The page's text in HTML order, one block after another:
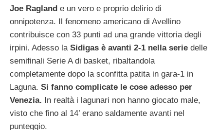
Joe Ragland e un vero e proprio delirio di
onnipotenza. Il fenomeno americano di Avellino
contribuisce con 33 punti ad una grande vittoria degli
irpini. Adesso la Sidigas è avanti 2-1 nella serie delle
semifinali Serie A di basket, ribaltandola
completamente dopo la sconfitta patita in gara-1 in
Laguna. Si fanno complicate le cose adesso per
Venezia. In realtà i lagunari non hanno giocato male,
visto che fino al 14’ erano saldamente avanti nel
punteggio.